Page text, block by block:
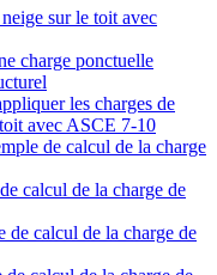
sur le toit avec
charge ponctuelle
les charges de
avec ASCE 7-10
de calcul de la charge
calcul de la charge de
calcul de la charge de